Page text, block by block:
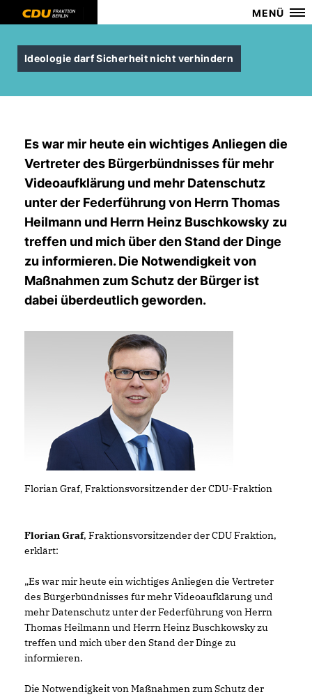
MENÜ
Ideologie darf Sicherheit nicht verhindern
Es war mir heute ein wichtiges Anliegen die
Vertreter des Bürgerbündnisses für mehr
Videoaufklärung und mehr Datenschutz
unter der Federführung von Herrn Thomas
Heilmann und Herrn Heinz Buschkowsky zu
treffen und mich über den Stand der Dinge
zu informieren. Die Notwendigkeit von
Maßnahmen zum Schutz der Bürger ist
dabei überdeutlich geworden.
Florian Graf, Fraktionsvorsitzender der CDU-Fraktion
Florian Graf, Fraktionsvorsitzender der CDU Fraktion,
erklärt:
Es war mir heute ein wichtiges Anliegen die Vertreter
des Bürgerbündnisses für mehr Videoaufklärung und
mehr Datenschutz unter der Federführung von Herrn
Thomas Heilmann und Herrn Heinz Buschkowsky zu
treffen und mich über den Stand der Dinge zu
informieren.
Die Notwendigkeit von Maßnahmen zum Schutz der